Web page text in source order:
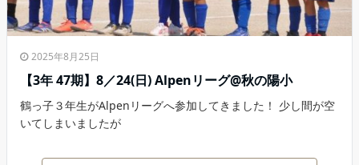
2025年8月25日
【3年 47期】8／24(日) Alpenリーグ@秋の陽小
鶴っ子３年生がAlpenリーグへ参加してきました！ 少し間が空
いてしまいましたが